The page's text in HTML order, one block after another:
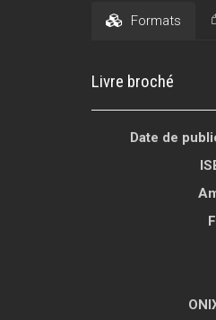
Formats
Livre broché
Date de